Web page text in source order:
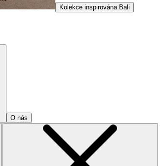
Kolekce inspirována Bali
O nás